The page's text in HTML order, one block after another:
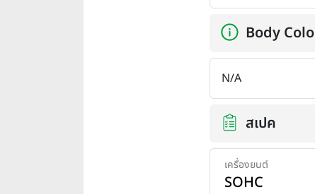
Body
N/A
สเปค
เครื่องยนต์
SOHC